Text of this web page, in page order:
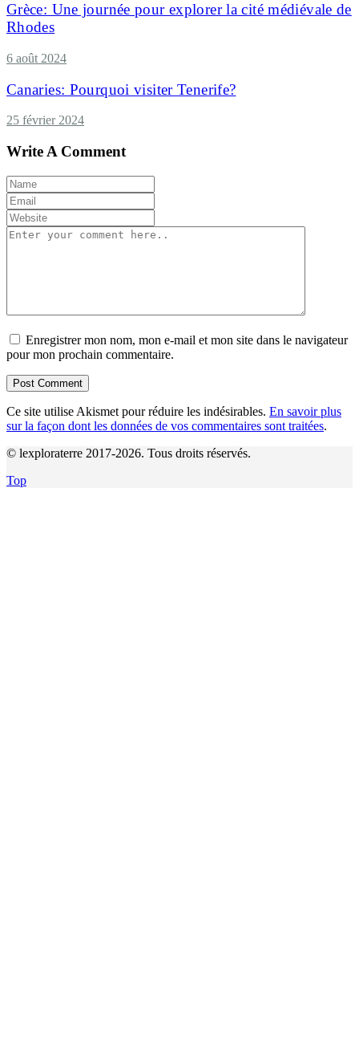
Grèce: Une journée pour explorer la cité médiévale de
Rhodes
6 août 2024
Canaries: Pourquoi visiter Tenerife?
25 février 2024
Write A Comment
Enregistrer mon nom, mon e-mail et mon site dans le navigateur
pour mon prochain commentaire.
Ce site utilise Akismet pour réduire les indésirables. En savoir plus
sur la façon dont les données de vos commentaires sont traitées.
© lexploraterre 2017-2026. Tous droits réservés.
Top